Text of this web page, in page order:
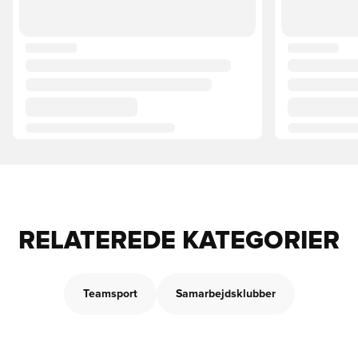
RELATEREDE KATEGORIER
Teamsport Samarbejdsklubber